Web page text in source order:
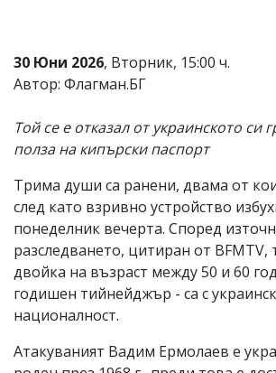
се
въвеждат
редакцията
носи
отговорност
за
тях!
Ако
откриете
обиден
за
вас
коментар,
моля
сигнализирайте
30 Юни 2026, Вторник, 15:00 ч.
Автор: Флагман.БГ
Той се е отказал от украинското си
полза на кипърски паспорт
Трима души са ранени, двама от
след като взривно устройство
понеделник вечерта. Според
разследването, цитиран от
двойка на възраст между 50 и 60
годишен тийнейджър - са с
националност.
Атакуваният Вадим Ермолаев е